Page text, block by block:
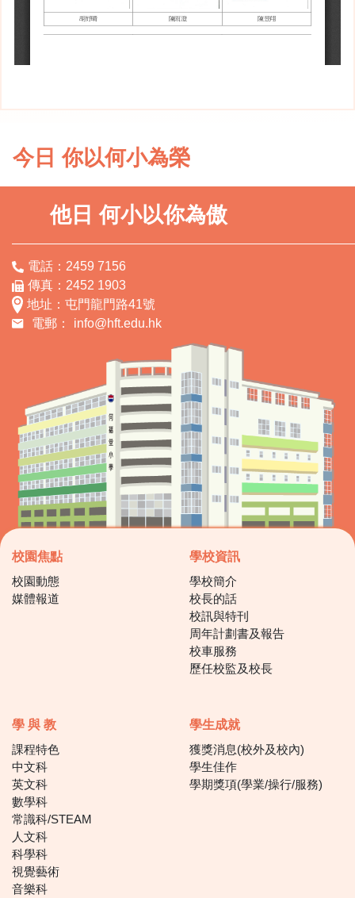
今日 你以何小為榮
他日 何小以你為傲
電話：2459 7156
傳真：2452 1903
地址：屯門龍門路41號
電郵：
info@hft.edu.hk
校園焦點
校園動態
媒體報道
學校資訊
學校簡介
校長的話
校訊與特刊
周年計劃書及報告
校車服務
歷任校監及校長
學 與 教
課程特色
中文科
英文科
數學科
常識科/STEAM
人文科
科學科
視覺藝術
音樂科
學生成就
獲獎消息(校外及校內)
學生佳作
學期獎項(學業/操行/服務)